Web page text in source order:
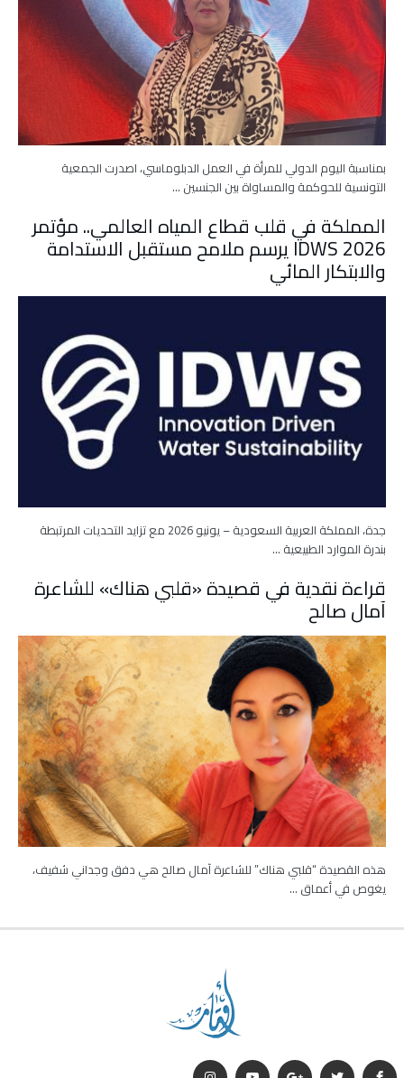
بمناسبة اليوم الدولي للمرأة في العمل الدبلوماسي، اصدرت الجمعية
التونسية للحوكمة والمساواة بين الجنسين …
المملكة في قلب قطاع المياه العالمي.. مؤتمر
IDWS 2026 يرسم ملامح مستقبل الاستدامة
والابتكار المائي
جدة، المملكة العربية السعودية – يونيو 2026 مع تزايد التحديات المرتبطة
بندرة الموارد الطبيعية …
قراءة نقدية في قصيدة «قلبي هناك» للشاعرة
آمال صالح
هذه القصيدة “قلبي هناك” للشاعرة آمال صالح هي دفق وجداني شفيف،
يغوص في أعماق …